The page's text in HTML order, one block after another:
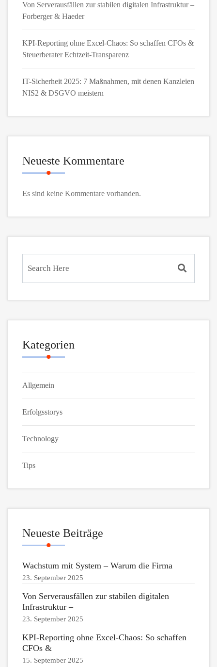
Von Serverausfällen zur stabilen digitalen Infrastruktur –
Forberger & Haeder
KPI-Reporting ohne Excel-Chaos: So schaffen CFOs &
Steuerberater Echtzeit-Transparenz
IT-Sicherheit 2025: 7 Maßnahmen, mit denen Kanzleien
NIS2 & DSGVO meistern
Neueste Kommentare
Es sind keine Kommentare vorhanden.
Kategorien
Allgemein
Erfolgsstorys
Technology
Tips
Neueste Beiträge
Wachstum mit System – Warum die Firma
23. September 2025
Von Serverausfällen zur stabilen digitalen
Infrastruktur –
23. September 2025
KPI-Reporting ohne Excel-Chaos: So schaffen
CFOs &
15. September 2025